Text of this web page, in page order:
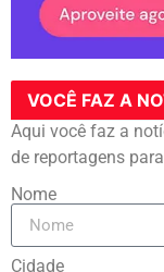
VOCÊ FAZ A
Aqui você faz a
de reportagens
Nome
Cidade